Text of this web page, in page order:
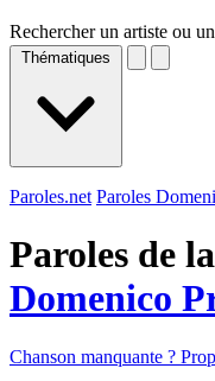
Rechercher un artiste ou
Thématiques
Paroles.net Paroles
Paroles de
Domenico
Chanson manquante ?